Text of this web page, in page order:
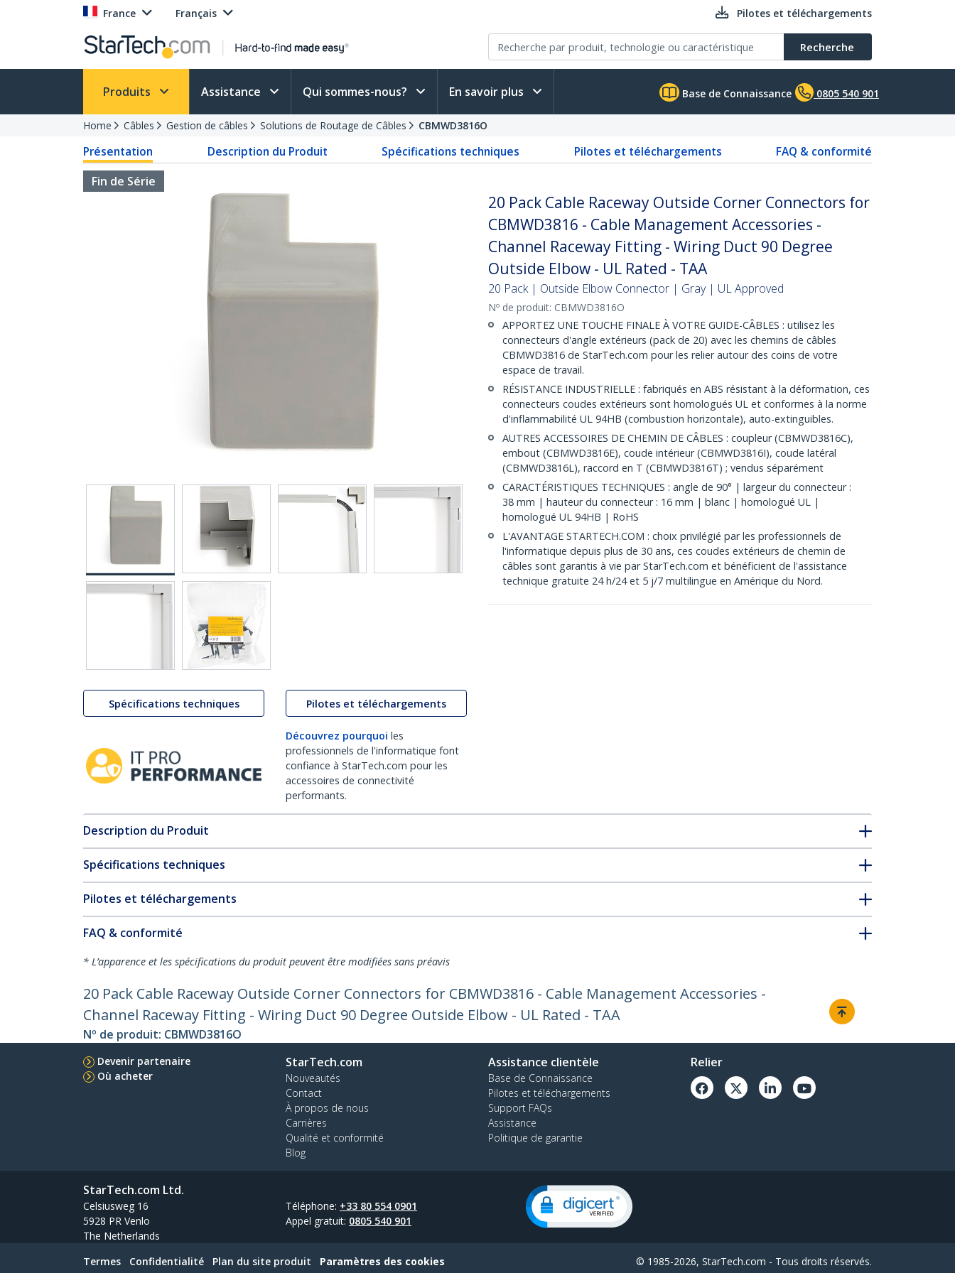
France Français Pilotes et téléchargements
Recherche
Produits Assistance Qui sommes-nous? En savoir plus Base de Connaissance 0805 540 901
Home Câbles Gestion de câbles Solutions de Routage de Câbles CBMWD3816O
Présentation Description du Produit Spécifications techniques Pilotes et téléchargements
FAQ & conformité
Fin de Série
Spécifications techniques Pilotes et téléchargements
Découvrez pourquoi les
professionnels de l'informatique font
confiance à StarTech.com pour les
accessoires de connectivité
performants.
20 Pack Cable Raceway Outside Corner Connectors for
CBMWD3816 - Cable Management Accessories -
Channel Raceway Fitting - Wiring Duct 90 Degree
Outside Elbow - UL Rated - TAA
20 Pack | Outside Elbow Connector | Gray | UL Approved
Nº de produit: CBMWD3816O
APPORTEZ UNE TOUCHE FINALE À VOTRE GUIDE-CÂBLES : utilisez les
connecteurs d'angle extérieurs (pack de 20) avec les chemins de câbles
CBMWD3816 de StarTech.com pour les relier autour des coins de votre
espace de travail.
RÉSISTANCE INDUSTRIELLE : fabriqués en ABS résistant à la déformation, ces
connecteurs coudes extérieurs sont homologués UL et conformes à la norme
d'inflammabilité UL 94HB (combustion horizontale), auto-extinguibles.
AUTRES ACCESSOIRES DE CHEMIN DE CÂBLES : coupleur (CBMWD3816C),
embout (CBMWD3816E), coude intérieur (CBMWD3816I), coude latéral
(CBMWD3816L), raccord en T (CBMWD3816T) ; vendus séparément
CARACTÉRISTIQUES TECHNIQUES : angle de 90° | largeur du connecteur :
38 mm | hauteur du connecteur : 16 mm | blanc | homologué UL |
homologué UL 94HB | RoHS
L'AVANTAGE STARTECH.COM : choix privilégié par les professionnels de
l'informatique depuis plus de 30 ans, ces coudes extérieurs de chemin de
câbles sont garantis à vie par StarTech.com et bénéficient de l'assistance
technique gratuite 24 h/24 et 5 j/7 multilingue en Amérique du Nord.
Description du Produit
Spécifications techniques
Pilotes et téléchargements
FAQ & conformité
* L’apparence et les spécifications du produit peuvent être modifiées sans préavis
20 Pack Cable Raceway Outside Corner Connectors for CBMWD3816 - Cable Management Accessories -
Channel Raceway Fitting - Wiring Duct 90 Degree Outside Elbow - UL Rated - TAA
Nº de produit: CBMWD3816O
Devenir partenaire
Où acheter
StarTech.com
Nouveautés
Contact
À propos de nous
Carrières
Qualité et conformité
Blog
Assistance clientèle
Base de Connaissance
Pilotes et téléchargements
Support FAQs
Assistance
Politique de garantie
Relier
StarTech.com Ltd.
Celsiusweg 16
5928 PR Venlo
The Netherlands
Téléphone: +33 80 554 0901
Appel gratuit: 0805 540 901
Termes Confidentialité Plan du site produit Paramètres des cookies © 1985-2026, StarTech.com - Tous droits réservés.